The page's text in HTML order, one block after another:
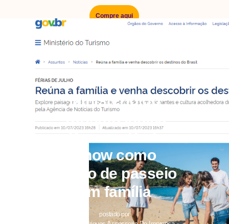
Compre aqui
Ministério do
Show como
opção de passeio
em família
postado por